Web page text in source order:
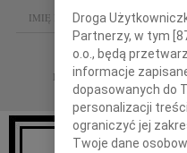
IMIĘ I NAZWISKO:
REGION: Szczecin
DATA EMISJI: 09.04.2011
Droga
Partnerzy, w tym [
o.o., będą
informacje
dopasowanych do
personalizacji
ograniczyć jej
Twoje dane